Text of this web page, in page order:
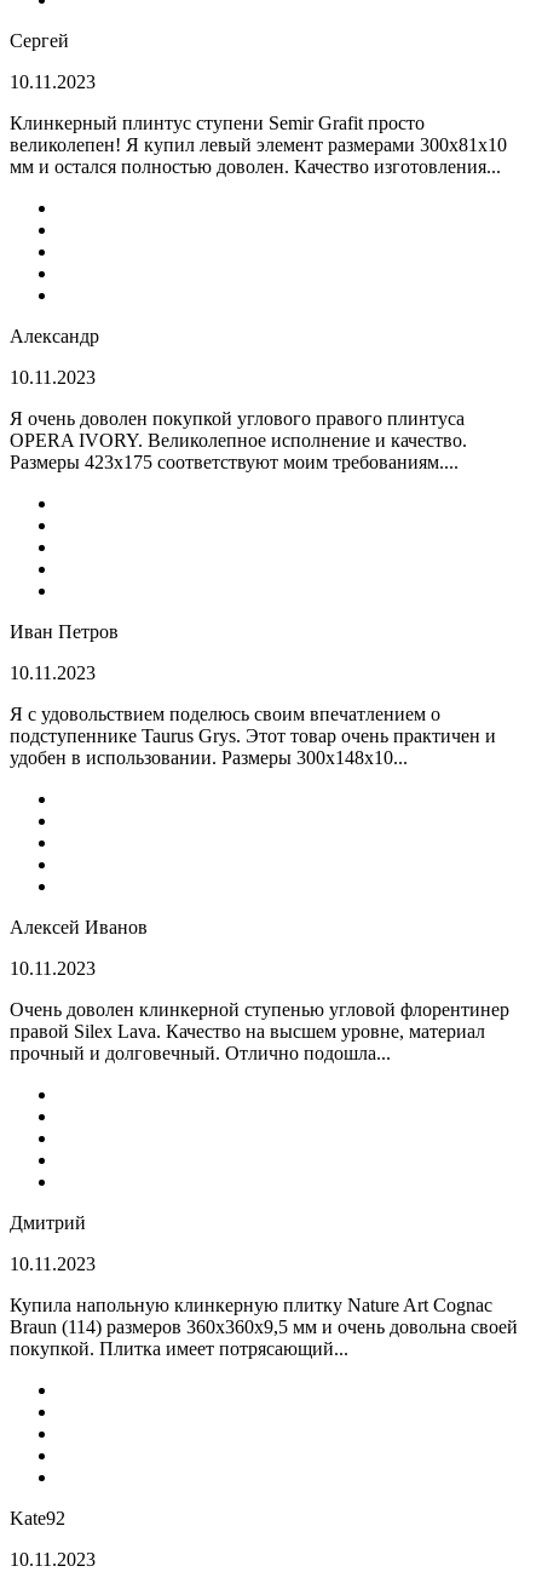
Сергей
10.11.2023
Клинкерный плинтус ступени Semir Grafit просто
великолепен! Я купил левый элемент размерами 300х81х10
мм и остался полностью доволен. Качество изготовления...
Александр
10.11.2023
Я очень доволен покупкой углового правого плинтуса
OPERA IVORY. Великолепное исполнение и качество.
Размеры 423х175 соответствуют моим требованиям....
Иван Петров
10.11.2023
Я с удовольствием поделюсь своим впечатлением о
подступеннике Taurus Grys. Этот товар очень практичен и
удобен в использовании. Размеры 300х148х10...
Алексей Иванов
10.11.2023
Очень доволен клинкерной ступенью угловой флорентинер
правой Silex Lava. Качество на высшем уровне, материал
прочный и долговечный. Отлично подошла...
Дмитрий
10.11.2023
Купила напольную клинкерную плитку Nature Art Cognac
Braun (114) размеров 360x360x9,5 мм и очень довольна своей
покупкой. Плитка имеет потрясающий...
Kate92
10.11.2023